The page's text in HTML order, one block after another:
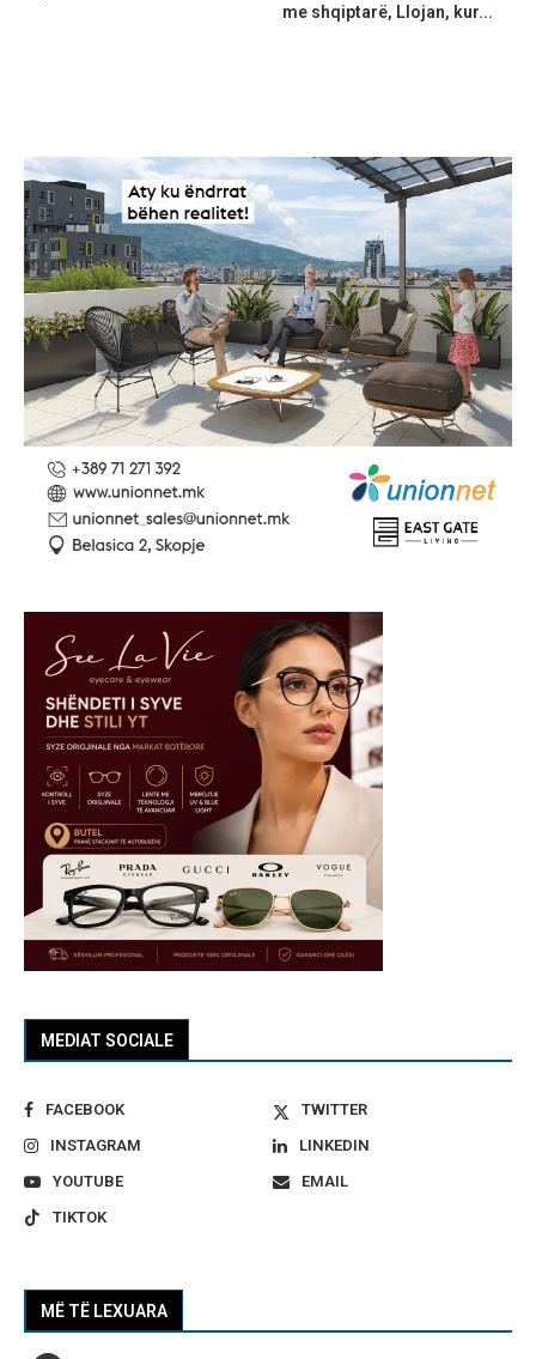
MEDIAT SOCIALE
FACEBOOK
TWITTER
INSTAGRAM
LINKEDIN
YOUTUBE
EMAIL
TIKTOK
MË TË LEXUARA
me shqiptarë, Llojan, kur...